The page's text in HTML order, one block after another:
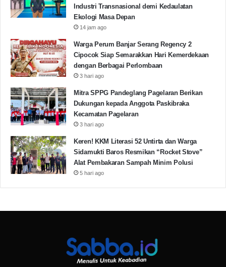
Industri Transnasional demi Kedaulatan
Ekologi Masa Depan
14 jam ago
Warga Perum Banjar Serang Regency 2
Cipocok Siap Semarakkan Hari Kemerdekaan
dengan Berbagai Perlombaan
3 hari ago
Mitra SPPG Pandeglang Pagelaran Berikan
Dukungan kepada Anggota Paskibraka
Kecamatan Pagelaran
3 hari ago
Keren! KKM Literasi 52 Untirta dan Warga
Sidamukti Baros Resmikan “Rocket Stove”
Alat Pembakaran Sampah Minim Polusi
5 hari ago